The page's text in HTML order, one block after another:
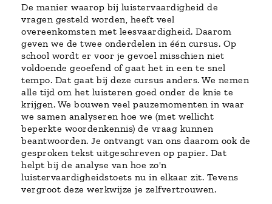
De manier waarop bij luistervaardigheid de
vragen gesteld worden, heeft veel
overeenkomsten met leesvaardigheid. Daarom
geven we de twee onderdelen in één cursus. Op
school wordt er voor je gevoel misschien niet
voldoende geoefend of gaat het in een te snel
tempo. Dat gaat bij deze cursus anders. We nemen
alle tijd om het luisteren goed onder de knie te
krijgen. We bouwen veel pauzemomenten in waar
we samen analyseren hoe we (met wellicht
beperkte woordenkennis) de vraag kunnen
beantwoorden. Je ontvangt van ons daarom ook de
gesproken tekst uitgeschreven op papier. Dat
helpt bij de analyse van hoe zo'n
luistervaardigheidstoets nu in elkaar zit. Tevens
vergroot deze werkwijze je zelfvertrouwen.